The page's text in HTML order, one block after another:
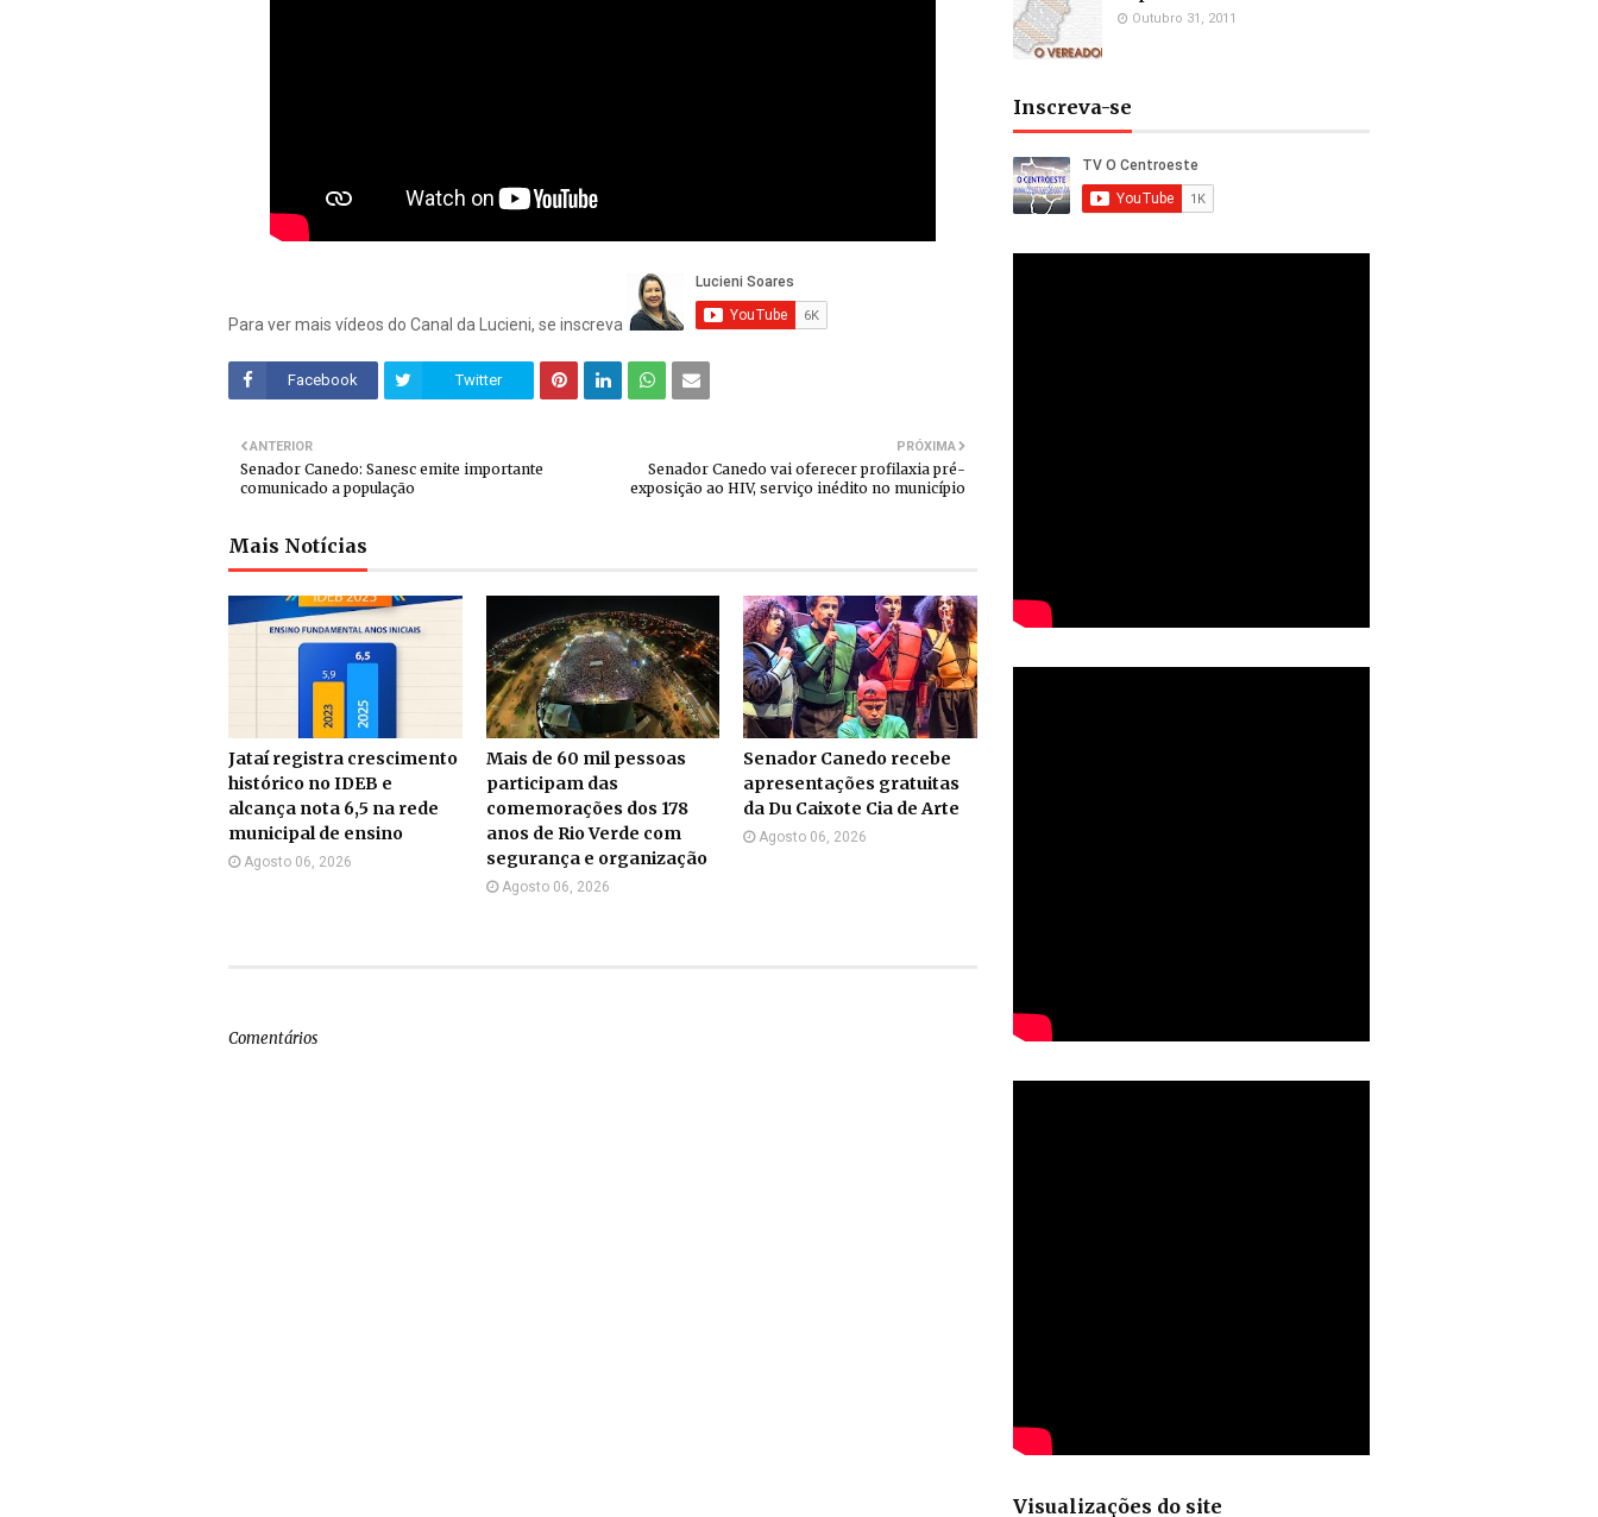
Para ver mais vídeos do Canal da Lucieni, se inscreva
Facebook Twitter
PRÓXIMA
Senador Canedo vai oferecer profilaxia pré-
exposição ao HIV, serviço inédito no município
ANTERIOR
Senador Canedo: Sanesc emite importante
comunicado a população
Mais Notícias
Jataí registra crescimento
histórico no IDEB e
alcança nota 6,5 na rede
municipal de ensino
Agosto 06, 2026
Mais de 60 mil pessoas
participam das
comemorações dos 178
anos de Rio Verde com
segurança e organização
Agosto 06, 2026
Senador Canedo recebe
apresentações gratuitas
da Du Caixote Cia de Arte
Agosto 06, 2026
Comentários
Outubro 31, 2011
Inscreva-se
Visualizações do site